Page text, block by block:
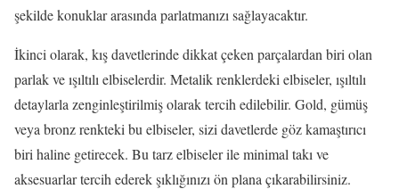
şekilde konuklar arasında parlatmanızı sağlayacaktır.
İkinci olarak, kış davetlerinde dikkat çeken parçalardan biri olan
parlak ve ışıltılı elbiselerdir. Metalik renklerdeki elbiseler, ışıltılı
detaylarla zenginleştirilmiş olarak tercih edilebilir. Gold, gümüş
veya bronz renkteki bu elbiseler, sizi davetlerde göz kamaştırıcı
biri haline getirecek. Bu tarz elbiseler ile minimal takı ve
aksesuarlar tercih ederek şıklığınızı ön plana çıkarabilirsiniz.